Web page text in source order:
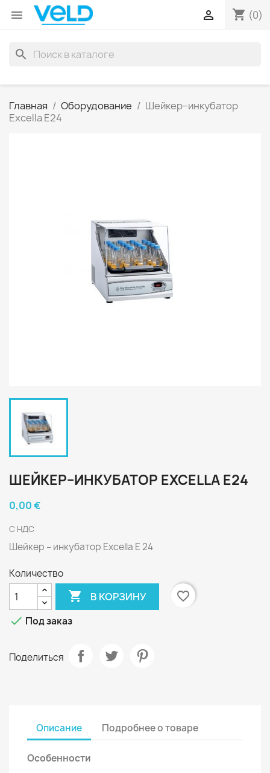
 shopping_cart (0)

search
Главная Оборудование
Шейкер–инкубатор
Excella E24
ШЕЙКЕР–ИНКУБАТОР EXCELLA E24
0,00 €
С НДС
Шейкер – инкубатор Excella E 24
Количество
 В КОРЗИНУ
favorite_border
 Под заказ
Поделиться
Описание Подробнее о товаре
Особенности